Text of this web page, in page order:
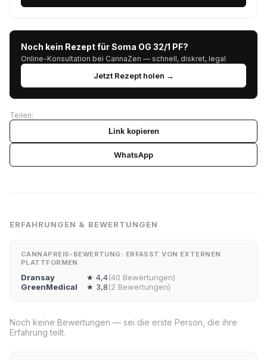
Noch kein Rezept für Soma OG 32/1 PF?
Online-Konsultation bei CannaZen — schnell, diskret, legal
Jetzt Rezept holen →
Teilen:
Link kopieren
WhatsApp
ERFAHRUNGEN & BEWERTUNGEN
CANNAPREIS-BEWERTUNG: ERFASST VON EXTERNEN
PLATTFORMEN
Dransay ★ 4,4(40 Bewertungen)
GreenMedical
★ 3,8(2 Bewertungen)
Noch keine Bewertungen — sei die erste Person, die ihre
Erfahrung teilt.